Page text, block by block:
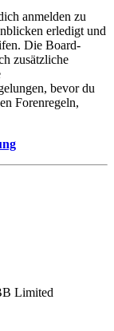
anmelden zu
erledigt und
Die Board-
zusätzliche
bevor du
Forenregeln,
Limited